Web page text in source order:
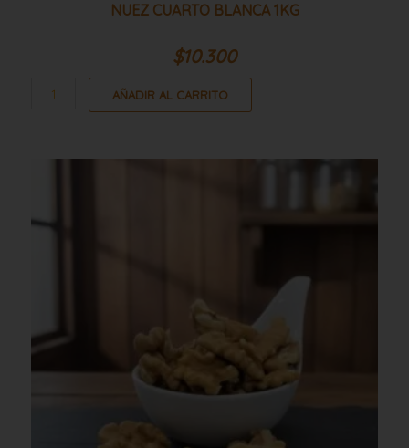
NUEZ CUARTO BLANCA 1KG
$10.300
AÑADIR AL CARRITO